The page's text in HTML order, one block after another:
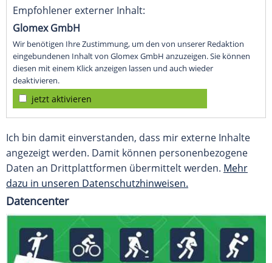
Empfohlener externer Inhalt:
Glomex GmbH
Wir benötigen Ihre Zustimmung, um den von unserer Redaktion
eingebundenen Inhalt von Glomex GmbH anzuzeigen. Sie können
diesen mit einem Klick anzeigen lassen und auch wieder
deaktivieren.
jetzt aktivieren
Ich bin damit einverstanden, dass mir externe Inhalte
angezeigt werden. Damit können personenbezogene
Daten an Drittplattformen übermittelt werden. Mehr
dazu in unseren Datenschutzhinweisen.
Datencenter